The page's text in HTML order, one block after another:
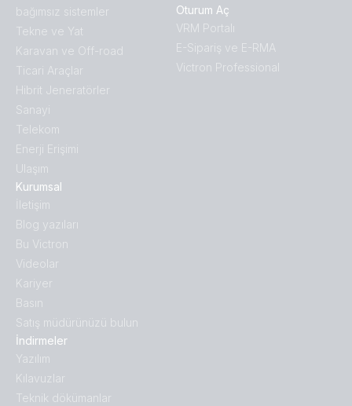
İndirmeler
Yazılım
Kılavuzlar
Teknik dökümanlar
bağımsız sistemler
Tekne ve Yat
Karavan ve Off-road
Ticari Araçlar
Hibrit Jeneratörler
Sanayi
Telekom
Enerji Erişimi
Ulaşım
Kurumsal
İletişim
Blog yazıları
Bu Victron
Videolar
Kariyer
Basın
Satış müdürünüzü bulun
Oturum Aç
VRM Portalı
E-Sipariş ve E-RMA
Victron Professional